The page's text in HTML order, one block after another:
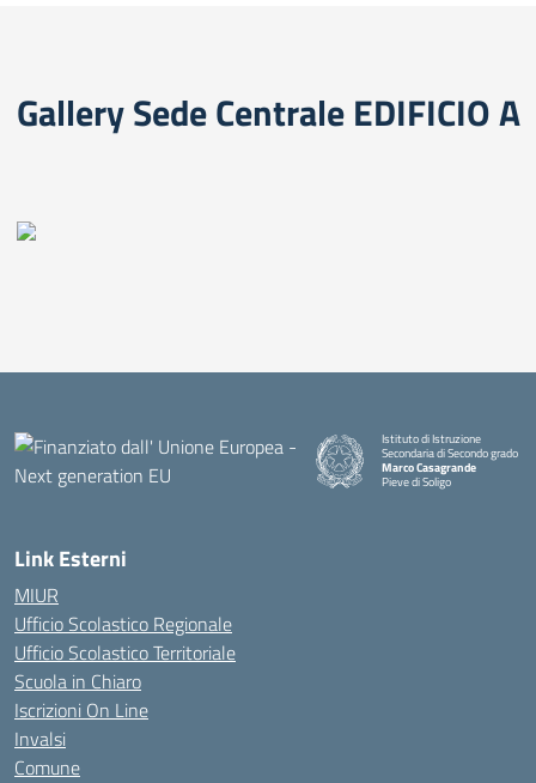
Gallery Sede Centrale EDIFICIO A
Istituto di Istruzione
Secondaria di Secondo grado
Marco Casagrande
Pieve di Soligo
Link Esterni
MIUR
Ufficio Scolastico Regionale
Ufficio Scolastico Territoriale
Scuola in Chiaro
Iscrizioni On Line
Invalsi
Comune